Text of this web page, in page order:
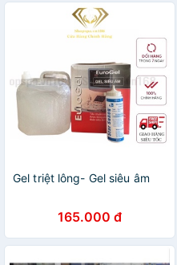
Gel triệt lông- Gel siêu âm
165.000 đ